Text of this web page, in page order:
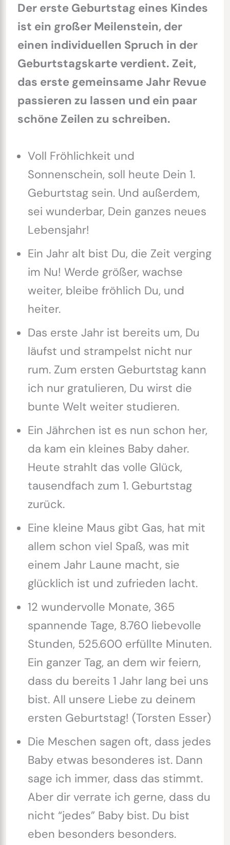
Der erste Geburtstag eines Kindes
ist ein großer Meilenstein, der
einen individuellen Spruch in der
Geburtstagskarte verdient. Zeit,
das erste gemeinsame Jahr Revue
passieren zu lassen und ein paar
schöne Zeilen zu schreiben.
Voll Fröhlichkeit und
Sonnenschein, soll heute Dein 1.
Geburtstag sein. Und außerdem,
sei wunderbar, Dein ganzes neues
Lebensjahr!
Ein Jahr alt bist Du, die Zeit verging
im Nu! Werde größer, wachse
weiter, bleibe fröhlich Du, und
heiter.
Das erste Jahr ist bereits um, Du
läufst und strampelst nicht nur
rum. Zum ersten Geburtstag kann
ich nur gratulieren, Du wirst die
bunte Welt weiter studieren.
Ein Jährchen ist es nun schon her,
da kam ein kleines Baby daher.
Heute strahlt das volle Glück,
tausendfach zum 1. Geburtstag
zurück.
Eine kleine Maus gibt Gas, hat mit
allem schon viel Spaß, was mit
einem Jahr Laune macht, sie
glücklich ist und zufrieden lacht.
12 wundervolle Monate, 365
spannende Tage, 8.760 liebevolle
Stunden, 525.600 erfüllte Minuten.
Ein ganzer Tag, an dem wir feiern,
dass du bereits 1 Jahr lang bei uns
bist. All unsere Liebe zu deinem
ersten Geburtstag! (Torsten Esser)
Die Meschen sagen oft, dass jedes
Baby etwas besonderes ist. Dann
sage ich immer, dass das stimmt.
Aber dir verrate ich gerne, dass du
nicht “jedes” Baby bist. Du bist
eben besonders besonders.